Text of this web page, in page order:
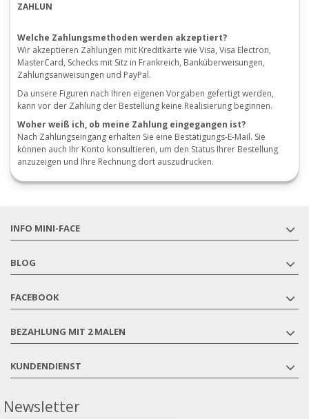
ZAHLUN
Welche Zahlungsmethoden werden akzeptiert?
Wir akzeptieren Zahlungen mit Kreditkarte wie Visa, Visa Electron,
MasterCard, Schecks mit Sitz in Frankreich, Banküberweisungen,
Zahlungsanweisungen und PayPal.
Da unsere Figuren nach Ihren eigenen Vorgaben gefertigt werden,
kann vor der Zahlung der Bestellung keine Realisierung beginnen.
Woher weiß ich, ob meine Zahlung eingegangen ist?
Nach Zahlungseingang erhalten Sie eine Bestätigungs-E-Mail. Sie
können auch Ihr Konto konsultieren, um den Status Ihrer Bestellung
anzuzeigen und Ihre Rechnung dort auszudrucken.
INFO MINI-FACE
BLOG
FACEBOOK
BEZAHLUNG MIT 2 MALEN
KUNDENDIENST
Newsletter